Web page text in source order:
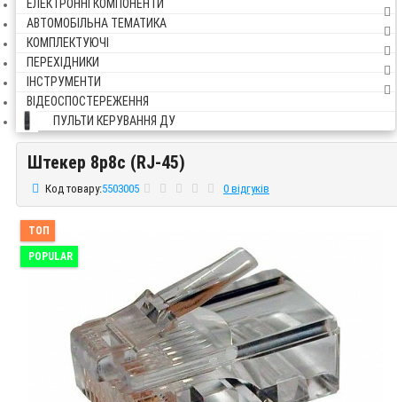
ЕЛЕКТРОННІ КОМПОНЕНТИ
АВТОМОБІЛЬНА ТЕМАТИКА
КОМПЛЕКТУЮЧІ
ПЕРЕХІДНИКИ
ІНСТРУМЕНТИ
ВІДЕОСПОСТЕРЕЖЕННЯ
ПУЛЬТИ КЕРУВАННЯ ДУ
Штекер 8p8c (RJ-45)
Штекер 8p8c (RJ-45)
Код товару:5503005 0 відгуків
ТОП
POPULAR